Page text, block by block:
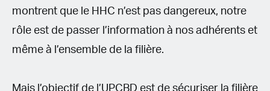
montrent que le HHC n’est pas dangereux, notre
rôle est de passer l’information à nos adhérents et
même à l’ensemble de la filière.
Mais l’objectif de l’UPCBD est de sécuriser la filière